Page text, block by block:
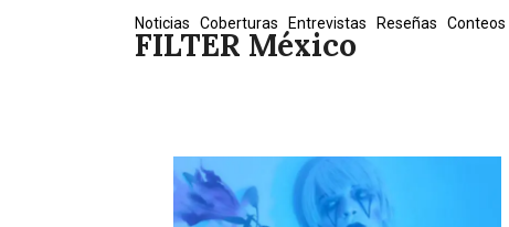
FILTER México
Noticias Coberturas Entrevistas Reseñas Conteos